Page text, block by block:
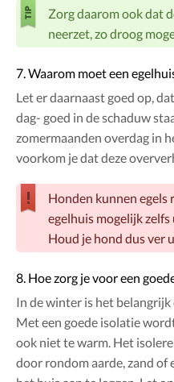
Zorg daarom ook dat
neerzet, zo droog
7. Waarom moet een
Let er daarnaast goed op,
dag- goed in de schaduw
zomermaanden overdag in
voorkom je dat deze
Honden kunnen
egelhuis mogelijk
Houd je hond dus ver
8. Hoe zorg je voor een
In de winter is het
Met een goede isolatie
ook niet te warm. Het
door rondom aarde, zand of